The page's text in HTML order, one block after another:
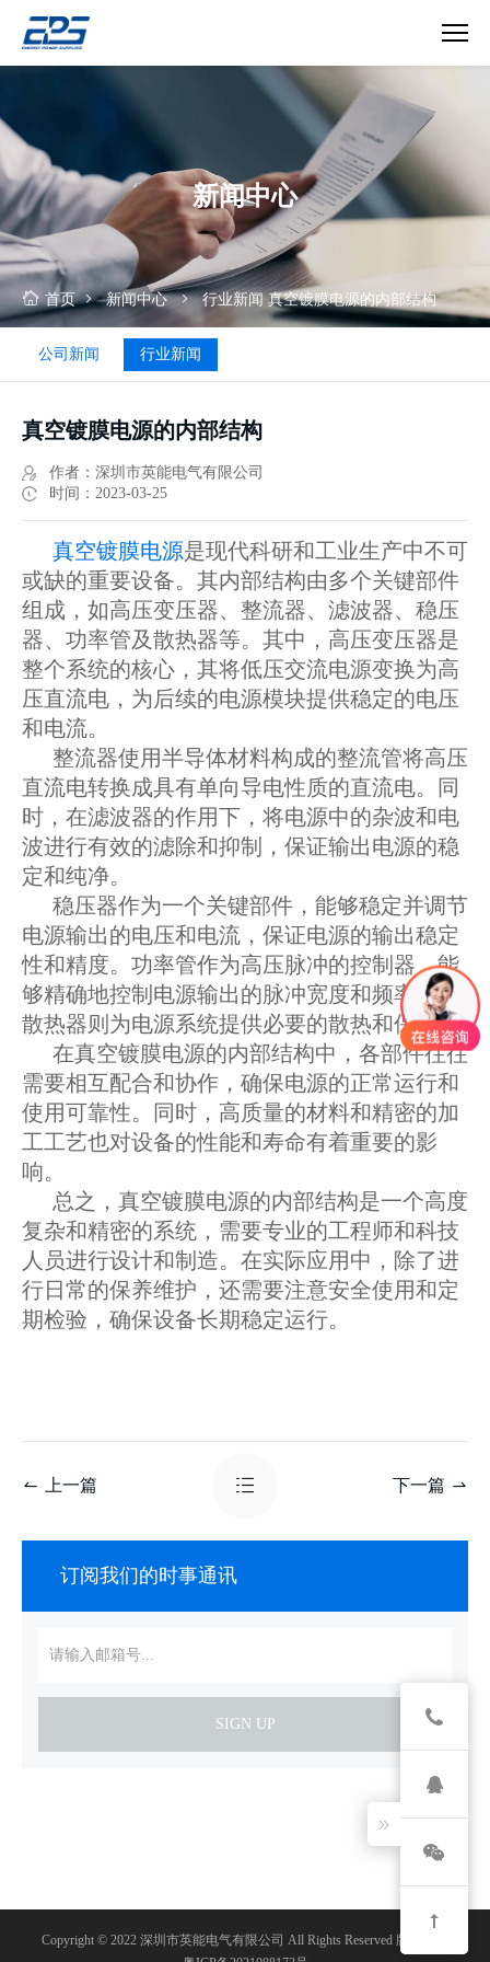
镀
行
业
新闻中心
首页 新闻中心 行业新闻 真空镀膜电源的内部结构
公司新闻 行业新闻
真空镀膜电源的内部结构
作者：深圳市英能电气有限公司
时间：2023-03-25
真空镀膜电源是现代科研和工业生产中不可
或缺的重要设备。其内部结构由多个关键部件
组成，如高压变压器、整流器、滤波器、稳压
器、功率管及散热器等。其中，高压变压器是
整个系统的核心，其将低压交流电源变换为高
压直流电，为后续的电源模块提供稳定的电压
和电流。
整流器使用半导体材料构成的整流管将高压
直流电转换成具有单向导电性质的直流电。同
时，在滤波器的作用下，将电源中的杂波和电
波进行有效的滤除和抑制，保证输出电源的稳
定和纯净。
稳压器作为一个关键部件，能够稳定并调节
电源输出的电压和电流，保证电源的输出稳定
性和精度。功率管作为高压脉冲的控制器，能
够精确地控制电源输出的脉冲宽度和频率。而
散热器则为电源系统提供必要的散热和保护。
在真空镀膜电源的内部结构中，各部件往往
需要相互配合和协作，确保电源的正常运行和
使用可靠性。同时，高质量的材料和精密的加
工工艺也对设备的性能和寿命有着重要的影
响。
总之，真空镀膜电源的内部结构是一个高度
复杂和精密的系统，需要专业的工程师和科技
人员进行设计和制造。在实际应用中，除了进
行日常的保养维护，还需要注意安全使用和定
期检验，确保设备长期稳定运行。
上一篇 下一篇
订阅我们的时事通讯
SIGN UP
Copyright © 2022 深圳市英能电气有限公司 All Rights Reserved 版权所有